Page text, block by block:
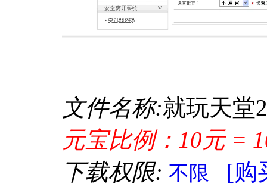
文件名称:就玩天堂
元宝比例：10元 =
下载权限: 不限
[购